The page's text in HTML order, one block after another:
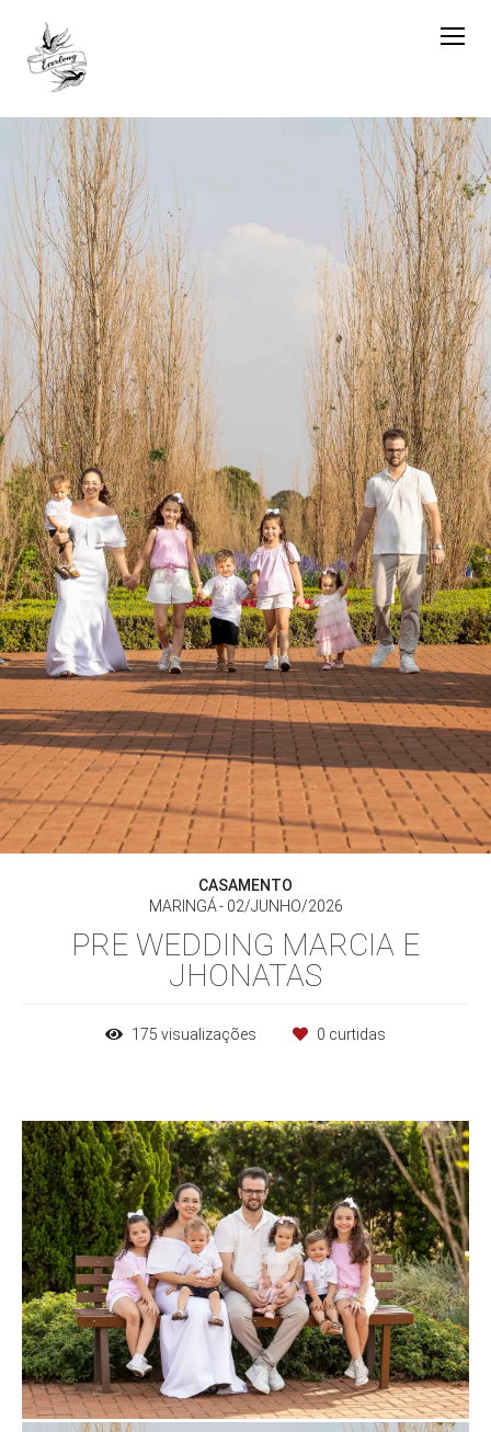
CASAMENTO
MARINGÁ
02/JUNHO/2026
PRE WEDDING MARCIA E
JHONATAS
175 visualizações 0 curtidas